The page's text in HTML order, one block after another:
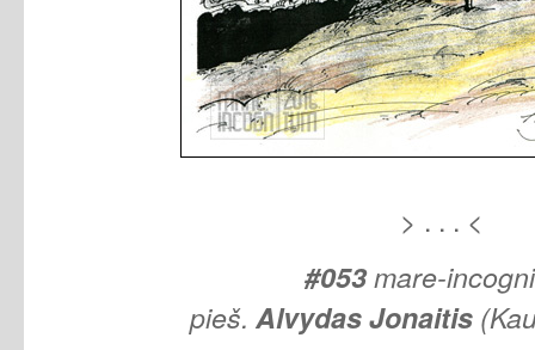
> . . . <
#053mare-
pieš. AlvydasJonaitis